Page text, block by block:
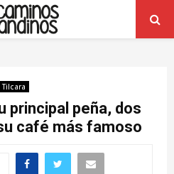
Tilcara
principal peña, dos
café más famoso